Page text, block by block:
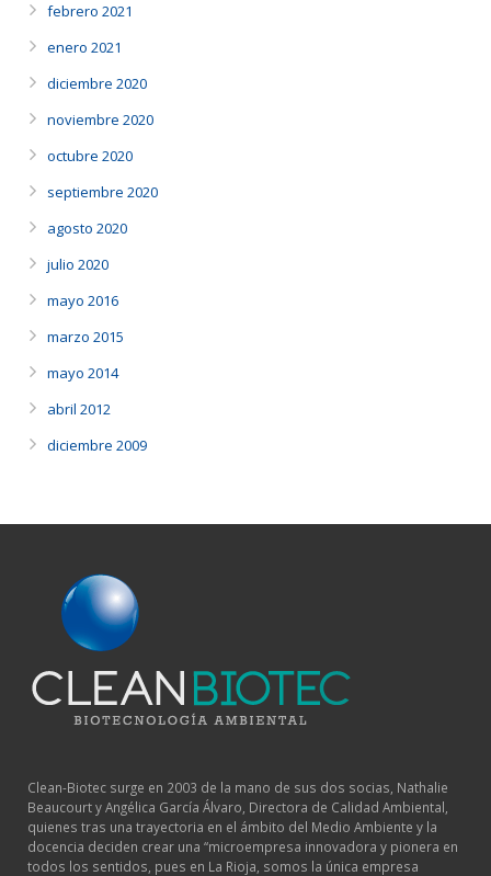
febrero 2021
enero 2021
diciembre 2020
noviembre 2020
octubre 2020
septiembre 2020
agosto 2020
julio 2020
mayo 2016
marzo 2015
mayo 2014
abril 2012
diciembre 2009
Clean-Biotec surge en 2003 de la mano de sus dos socias, Nathalie
Beaucourt y Angélica García Álvaro, Directora de Calidad Ambiental,
quienes tras una trayectoria en el ámbito del Medio Ambiente y la
docencia deciden crear una “microempresa innovadora y pionera en
todos los sentidos, pues en La Rioja, somos la única empresa